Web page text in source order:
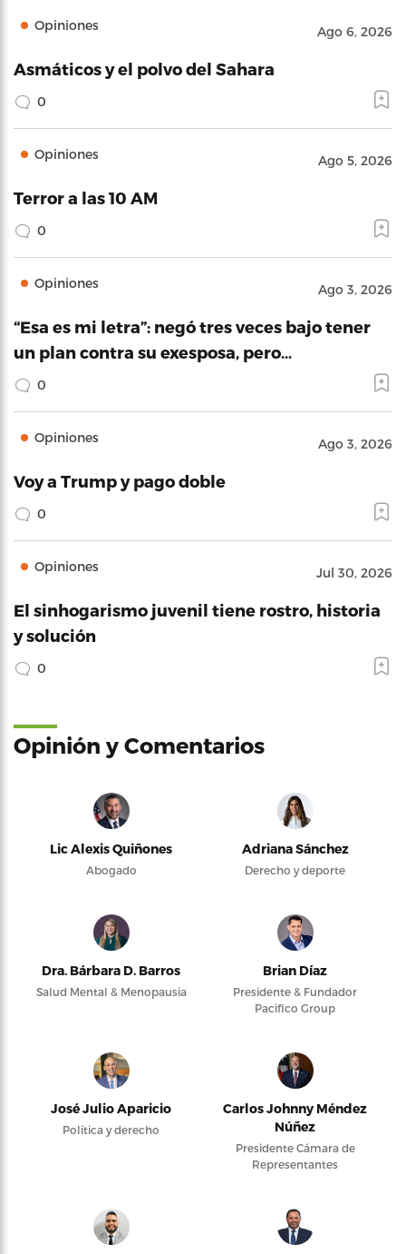
Opiniones Ago 6, 2026
Asmáticos y el polvo del Sahara
0
Opiniones Ago 5, 2026
Terror a las 10 AM
0
Opiniones Ago 3, 2026
“Esa es mi letra”: negó tres veces bajo tener
un plan contra su exesposa, pero…
0
Opiniones Ago 3, 2026
Voy a Trump y pago doble
0
Opiniones Jul 30, 2026
El sinhogarismo juvenil tiene rostro, historia
y solución
0
Opinión y Comentarios
Lic Alexis Quiñones
Abogado
Adriana Sánchez
Derecho y deporte
Dra. Bárbara D. Barros
Salud Mental & Menopausia
Brian Díaz
Presidente & Fundador
Pacifico Group
José Julio Aparicio
Política y derecho
Carlos Johnny Méndez
Núñez
Presidente Cámara de
Representantes